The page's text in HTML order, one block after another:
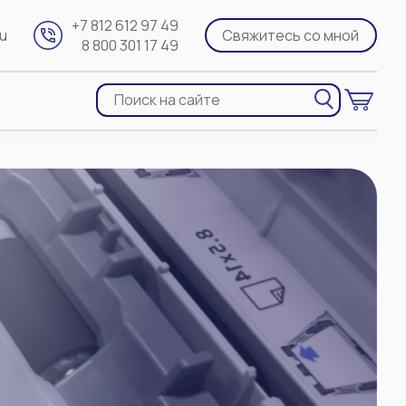
+7 812 612 97 49
8 800 301 17 49
Свяжитесь со мной